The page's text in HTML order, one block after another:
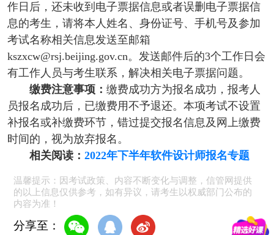
作日后，还未收到电子票据信息或者误删电子票据信
息的考生，请将本人姓名、身份证号、手机号及参加
考试名称相关信息发送至邮箱
kszxcw@rsj.beijing.gov.cn。发送邮件后的3个工作日会
有工作人员与考生联系，解决相关电子票据问题。
缴费注意事项： 缴费成功方为报名成功，报考人
员报名成功后，已缴费用不予退还。本项考试不设置
补报名或补缴费环节，错过提交报名信息及网上缴费
时间的，视为放弃报名。
相关阅读： 2022年下半年软件设计师报名专题
温馨提示：因考试政策、内容不断变化与调整，信管网提供
的以上信息仅供参考，如有异议，请考生以权威部门公布的
内容为准！
分享至：